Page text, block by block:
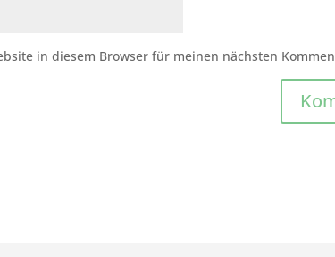
in diesem Browser für meinen nächsten